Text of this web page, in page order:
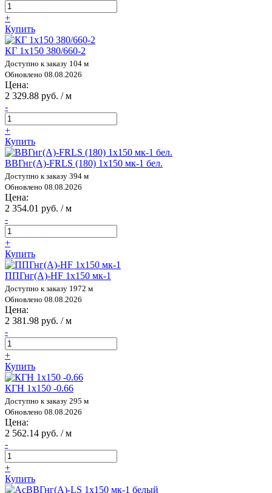
+
Купить
КГ 1х150 380/660-2
Доступно к заказу 104 м
Обновлено 08.08.2026
Цена:
2 329.88 руб. / м
-
+
Купить
ВВГнг(А)-FRLS (180) 1х150 мк-1 бел.
Доступно к заказу 394 м
Обновлено 08.08.2026
Цена:
2 354.01 руб. / м
-
+
Купить
ППГнг(А)-HF 1х150 мк-1
Доступно к заказу 1972 м
Обновлено 08.08.2026
Цена:
2 381.98 руб. / м
-
+
Купить
КГН 1х150 -0.66
Доступно к заказу 295 м
Обновлено 08.08.2026
Цена:
2 562.14 руб. / м
-
+
Купить